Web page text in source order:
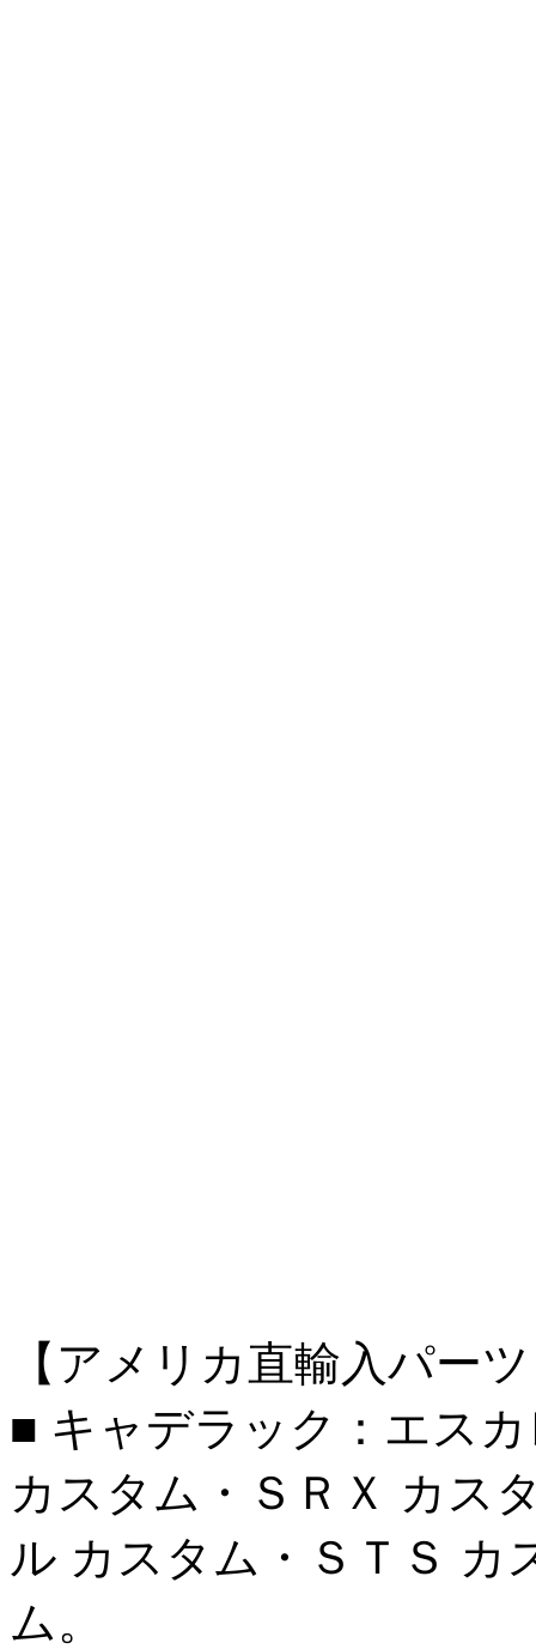
【アメリカ直輸入パー
■ キャデラック：エス
カスタム・ＳＲＸ カス
ル カスタム・ＳＴＳ カ
ム。